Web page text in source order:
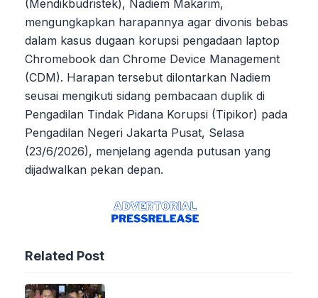
(Mendikbudristek), Nadiem Makarim,
mengungkapkan harapannya agar divonis bebas
dalam kasus dugaan korupsi pengadaan laptop
Chromebook dan Chrome Device Management
(CDM). Harapan tersebut dilontarkan Nadiem
seusai mengikuti sidang pembacaan duplik di
Pengadilan Tindak Pidana Korupsi (Tipikor) pada
Pengadilan Negeri Jakarta Pusat, Selasa
(23/6/2026), menjelang agenda putusan yang
dijadwalkan pekan depan.
Related Post